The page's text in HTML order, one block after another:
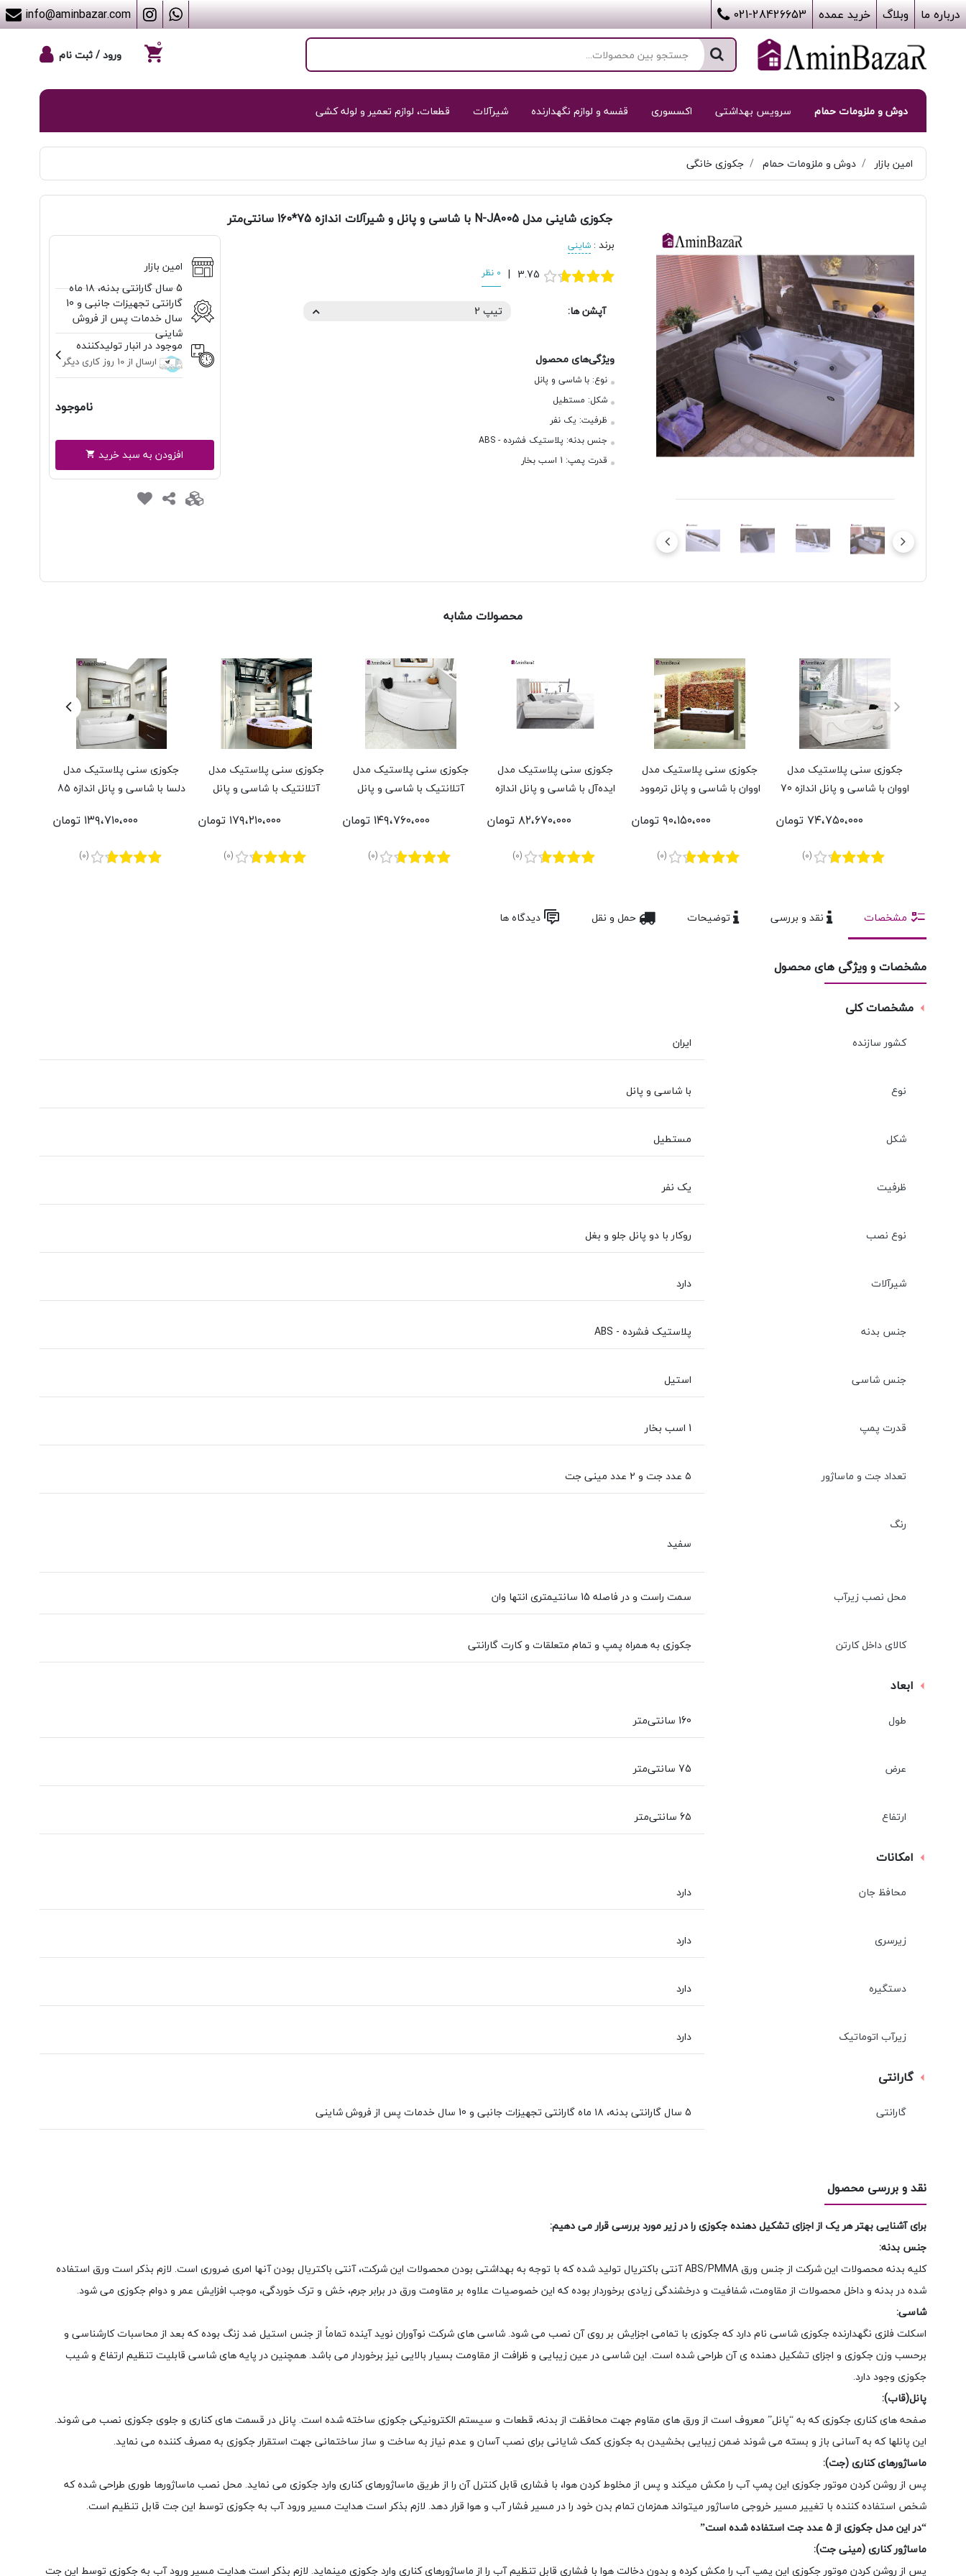
info@aminbazar.com درباره ما وبلاگ خرید عمده 021-28426653
ورود / ثبت نام
۰
دوش و ملزومات حمام سرویس بهداشتی اکسسوری قفسه و لوازم نگهدارنده شیرآلات قطعات، لوازم تعمیر و لوله کشی
امین بازار دوش و ملزومات حمام جکوزی خانگی
جکوزی شاینی مدل N-JA005 با شاسی و پانل و شیرآلات اندازه 75*160 سانتی‌متر
برند: شاینی
3.75
| 0 نظر
آپشن ها: تیپ 2
ویژگی‌های محصول
نوع: با شاسی و پانل
شکل: مستطیل
ظرفیت: یک نفر
جنس بدنه: پلاستیک فشرده - ABS
قدرت پمپ: 1 اسب بخار
امین بازار
5 سال گارانتی بدنه، ۱۸ ماه
گارانتی تجهيزات جانبی و 10
سال خدمات پس از فروش
شاینی
موجود در انبار تولیدکننده
ارسال از 10 روز کاری دیگر
ناموجود
افزودن به سبد خرید
محصولات مشابه
جکوزی سنی پلاستیک مدل
اووان با شاسی و پانل اندازه 70
۷۴،۷۵۰،۰۰۰ تومان
(0)
جکوزی سنی پلاستیک مدل
اووان با شاسی و پانل ترموود
۹۰،۱۵۰،۰۰۰ تومان
(0)
جکوزی سنی پلاستیک مدل
ایده‌آل با شاسی و پانل اندازه
۸۲،۶۷۰،۰۰۰ تومان
(0)
جکوزی سنی پلاستیک مدل
آتلانتیک با شاسی و پانل
۱۴۹،۷۶۰،۰۰۰ تومان
(0)
جکوزی سنی پلاستیک مدل
آتلانتیک با شاسی و پانل
۱۷۹،۲۱۰،۰۰۰ تومان
(0)
جکوزی سنی پلاستیک مدل
دلسا با شاسی و پانل اندازه 85
۱۳۹،۷۱۰،۰۰۰ تومان
(0)
مشخصات نقد و بررسی توضیحات حمل و نقل دیدگاه ها
مشخصات و ویژگی های محصول
مشخصات کلی
کشور سازنده ایران
نوع با شاسی و پانل
شکل مستطیل
ظرفیت یک نفر
نوع نصب روکار با دو پانل جلو و بغل
شیرآلات دارد
جنس بدنه پلاستیک فشرده - ABS
جنس شاسی استیل
قدرت پمپ 1 اسب بخار
تعداد جت و ماساژور ۵ عدد جت و ۲ عدد مینی جت
رنگ
سفید
محل نصب زيرآب سمت راست و در فاصله 15 سانتيمتری انتها وان
کالای داخل کارتن جکوزی به همراه پمپ و تمام متعلقات و کارت گارانتی
ابعاد
طول 160 سانتی‌متر
عرض 75 سانتی‌متر
ارتفاع 6۵ سانتی‌متر
امکانات
محافظ جان دارد
زیرسری دارد
دستگیره دارد
زیرآب اتوماتیک دارد
گارانتی
گارانتی 5 سال گارانتی بدنه، ۱۸ ماه گارانتی تجهيزات جانبی و 10 سال خدمات پس از فروش شاینی
نقد و بررسی محصول
برای آشنایی بهتر هر یک از اجزای تشکیل دهنده جکوزی را در زیر مورد بررسی قرار می دهیم:
جنس بدنه:
کلیه بدنه محصولات این شرکت از جنس ورق ABS/PMMA آنتی باکتریال تولید شده که با توجه به بهداشتی بودن محصولات این شرکت، آنتی باکتریال بودن آنها امری ضروری است. لازم بذکر است ورق استفاده
شده در بدنه و داخل محصولات از مقاومت، شفافیت و درخشندگی زیادی برخوردار بوده که این خصوصیات علاوه بر مقاومت ورق در برابر جرم، خش و ترک خوردگی، موجب افزایش عمر و دوام جکوزی می شود.
شاسی:
اسکلت فلزی نگهدارنده جکوزی شاسی نام دارد که جکوزی با تمامی اجزایش بر روی آن نصب می شود. شاسی های شرکت نوآوران نوید آینده تماماً از جنس استیل ضد زنگ بوده که بعد از محاسبات کارشناسی و
برحسب وزن جکوزی و اجزای تشکیل دهنده ی آن طراحی شده است. این شاسی در عین زیبایی و ظرافت از مقاومت بسیار بالایی نیز برخوردار می باشد. همچنین در پایه های شاسی قابلیت تنظیم ارتفاع و شیب
جکوزی وجود دارد.
پانل(قاب):
صفحه های کناری جکوزی که به “پانل” معروف است از ورق های مقاوم جهت محافظت از بدنه، قطعات و سیستم الکترونیکی جکوزی ساخته شده است. پانل در قسمت های کناری و جلوی جکوزی نصب می شوند.
این پانلها که به آسانی باز و بسته می شوند ضمن زیبایی بخشیدن به جکوزی کمک شایانی برای نصب آسان و عدم نیاز به ساخت و ساز ساختمانی جهت استقرار جکوزی به مصرف کننده می نماید.
ماساژورهای کناری (جت):
پس از روشن کردن موتور جکوزی این پمپ آب را مکش میکند و پس از مخلوط کردن هوا، با فشاری قابل کنترل آن را از طریق ماساژورهای کناری وارد جکوزی می نماید. محل نصب ماساژورها طوری طراحی شده که
شخص استفاده کننده با تغییر مسیر خروجی ماساژور میتواند همزمان تمام بدن خود را در مسیر فشار آب و هوا قرار دهد. لازم بذکر است هدایت مسیر ورود آب به جکوزی توسط این جت قابل تنظیم است.
“در این مدل جکوزی از 5 عدد جت استفاده شده است”
ماساژور کناری (مینی جت):
پس از روشن کردن موتور جکوزی این پمپ آب را مکش کرده و بدون دخالت هوا با فشاری قابل تنظیم آب را از ماساژورهای کناری وارد جکوزی مینماید. لازم بذکر است هدایت مسیر ورود آب به جکوزی توسط این جت